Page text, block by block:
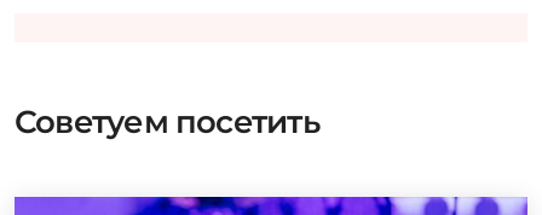
Советуем посетить